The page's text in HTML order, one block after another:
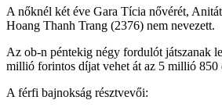
A nőknél két éve Gara Tícia nővérét,
Hoang Thanh Trang (2376) nem nevezett.
Az ob-n péntekig négy fordulót játszanak
millió forintos díjat vehet át az 5 millió 850
A férfi bajnokság résztvevői: